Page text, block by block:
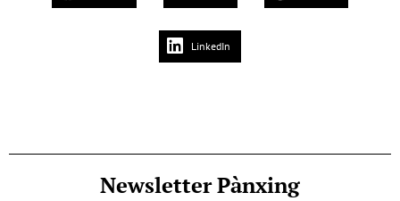
LinkedIn
Newsletter Pànxing